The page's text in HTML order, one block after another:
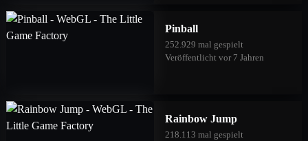
Pinball
252.929 mal gespielt
Veröffentlicht vor 7 Jahren
Rainbow Jump
218.113 mal gespielt